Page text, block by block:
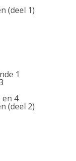
(deel 1)
1
en 4
(deel 2)